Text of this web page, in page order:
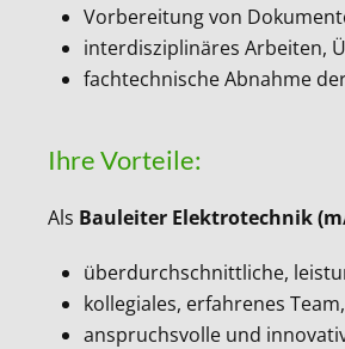
Vorbereitung von
interdisziplinäres Arbeiten,
fachtechnische Abnahme
Ihre Vorteile:
Als Bauleiter Elektrotechnik
überdurchschnittliche,
kollegiales, erfahrenes
anspruchsvolle und